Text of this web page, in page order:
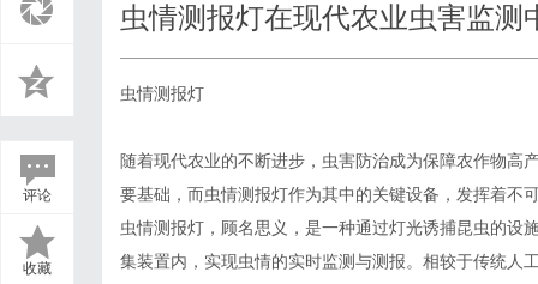
评论
收藏
虫情测报灯在现代农业虫害监测
虫情测报灯
随着现代农业的不断进步，虫害防治成为保障农作物高
要基础，而虫情测报灯作为其中的关键设备，发挥着不
虫情测报灯，顾名思义，是一种通过灯光诱捕昆虫的设
集装置内，实现虫情的实时监测与测报。相较于传统人